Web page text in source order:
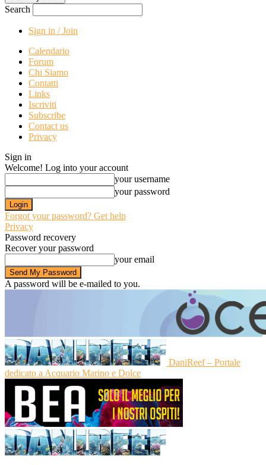
Search
Sign in / Join
Calendario
Forum
Chi Siamo
Contatti
Links
Iscriviti
Subscribe
Contact us
Privacy
Sign in
Welcome! Log into your account
your username
your password
Forgot your password? Get help
Privacy
Password recovery
Recover your password
your email
A password will be e-mailed to you.
DaniReef – Portale
dedicato a Acquario Marino e Dolce